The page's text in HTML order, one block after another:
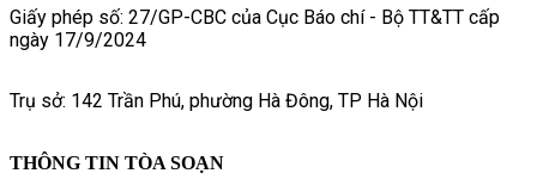
Giấy phép số: 27/GP-CBC của Cục Báo chí - Bộ TT&TT cấp
ngày 17/9/2024
Trụ sở: 142 Trần Phú, phường Hà Đông, TP Hà Nội
THÔNG TIN TÒA SOẠN